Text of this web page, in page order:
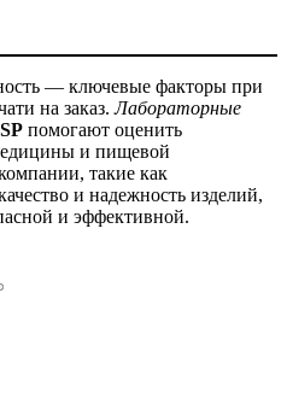
— ключевые факторы при
на заказ.Лабораторные
помогают оценить
и пищевой
такие как
и надежность изделий,
и эффективной.